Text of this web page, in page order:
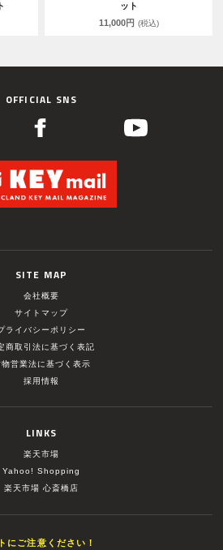
ット
11,000円 (税込)
OFFICIAL SNS
SITE MAP
会社概要
サイトマップ
ライバシーポリシー
商取引法に基づく表記
物営業法に基づく表示
採用情報
LINKS
楽天市場
Yahoo! Shopping
楽天市場 心斎橋店
にご注意ください！